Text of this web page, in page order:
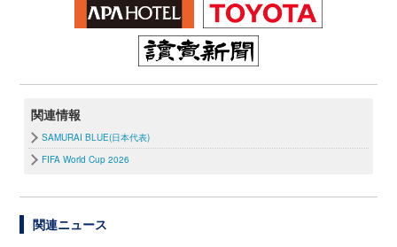
関連情報
SAMURAI BLUE(日本代表)
FIFA World Cup 2026
関連ニュース